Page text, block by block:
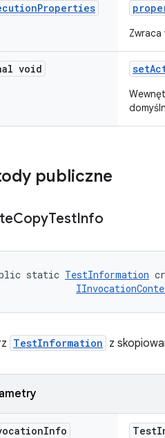
Properties
Zwraca
void set
publiczne
CopyTestInfo
static TestInformation
TestInformation z
Info Test